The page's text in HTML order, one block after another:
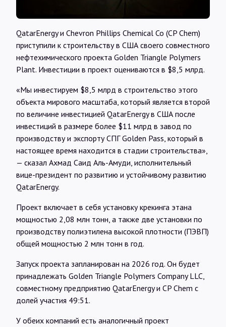
О нас
@Infotek_Russia
QatarEnergy и Chevron Phillips Chemical Co (CP Chem)
приступили к строительству в США своего совместного
нефтехимического проекта Golden Triangle Polymers
Plant. Инвестиции в проект оцениваются в $8,5 млрд.
«Мы инвестируем $8,5 млрд в строительство этого
объекта мирового масштаба, который является второй
по величине инвестицией QatarEnergy в США после
инвестиций в размере более $11 млрд в завод по
производству и экспорту СПГ Golden Pass, который в
настоящее время находится в стадии строительства»,
— сказал Ахмад Саид Аль-Амуди, исполнительный
вице-президент по развитию и устойчивому развитию
QatarEnergy.
Проект включает в себя установку крекинга этана
мощностью 2,08 млн тонн, а также две установки по
производству полиэтилена высокой плотности (ПЭВП)
общей мощностью 2 млн тонн в год.
Запуск проекта запланирован на 2026 год. Он будет
принадлежать Golden Triangle Polymers Company LLC,
совместному предприятию QatarEnergy и CP Chem с
долей участия 49:51.
У обеих компаний есть аналогичный проект